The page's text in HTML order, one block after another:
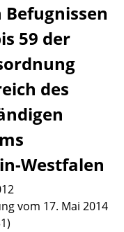
59 der
des
Westfalen
vom 17. Mai 2014